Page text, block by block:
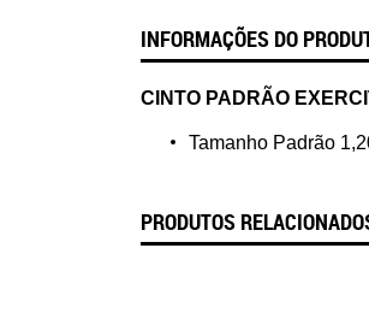
INFORMAÇÕES DO
CINTO PADRÃO
Tamanho Padrão
PRODUTOS